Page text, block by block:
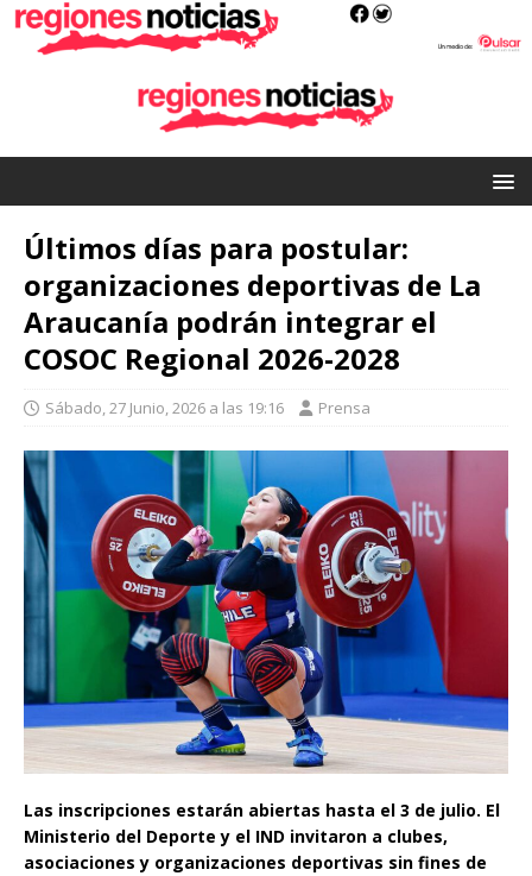
Últimos días para postular:
organizaciones deportivas de La
Araucanía podrán integrar el
COSOC Regional 2026-2028
Sábado, 27 Junio, 2026 a las 19:16 Prensa
Las inscripciones estarán abiertas hasta el 3 de julio. El
Ministerio del Deporte y el IND invitaron a clubes,
asociaciones y organizaciones deportivas sin fines de